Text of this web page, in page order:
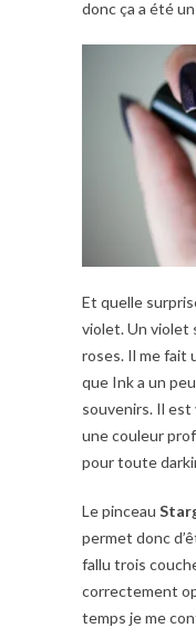
donc ça a été
Et quelle
violet. Un violet
roses. Il me fait
que Ink a un
souvenirs. Il est
une couleur
pour toute
Le pinceau
permet donc
fallu trois
correctement
temps je me